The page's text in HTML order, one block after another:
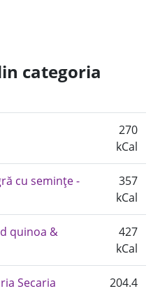
categoria
270
kCal
cu semințe -
357
kCal
quinoa &
427
kCal
Secaria
204.4